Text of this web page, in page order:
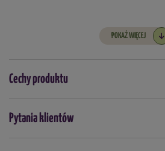
umiarkowane
Stanowisko - słoneczne do
znosi przeciętne gleby ogrodowe
POKAŻ WIĘCEJ
Cechy produktu
Symbol
5904826822073
Pytania klientów